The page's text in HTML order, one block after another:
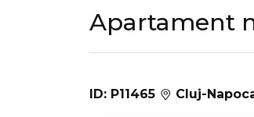
Apartament
ID: P11465 Cluj-